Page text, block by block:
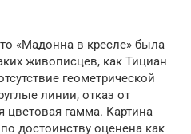
«Мадонна в кресле» была
живописцев, как Тициан
геометрической
линии, отказ от
цветовая гамма. Картина
достоинству оценена как